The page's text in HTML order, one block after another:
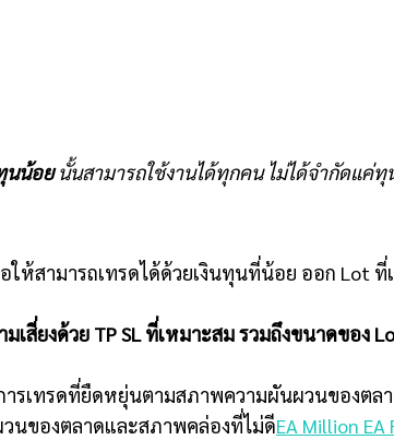
นน้อยนั้นสามารถใช้งานได้ทุกคน ไม่ได้จำกัดแค่
ให้สามารถเทรดได้ด้วยเงินทุนที่น้อย ออก Lot ที่
เสี่ยงด้วย TP SL ที่เหมาะสม รวมถึงขนาดของ
รเทรดที่ยืดหยุ่นตามสภาพความผันผวนของตลา
นของตลาดและสภาพคล่องที่ไม่ดีEA Million